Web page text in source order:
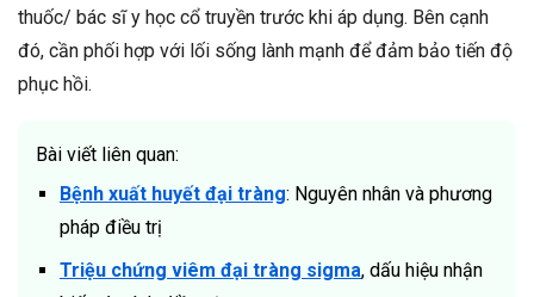
thuốc/ bác sĩ y học cổ truyền trước khi áp dụng. Bên cạnh
đó, cần phối hợp với lối sống lành mạnh để đảm bảo tiến độ
phục hồi.
Bài viết liên quan:
Bệnh xuất huyết đại tràng: Nguyên nhân và phương
pháp điều trị
Triệu chứng viêm đại tràng sigma, dấu hiệu nhận